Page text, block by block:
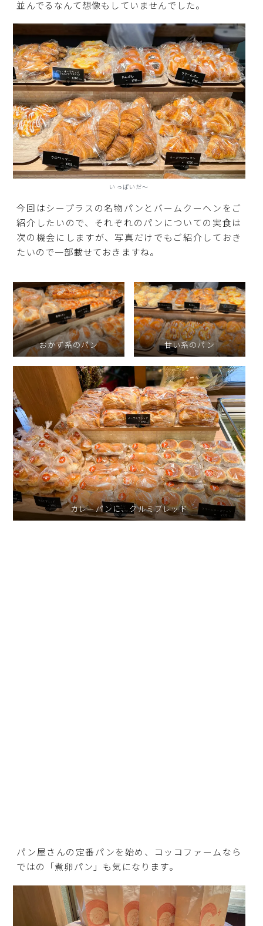
並んでるなんて想像もしていませんでした。
いっぱいだ～
今回はシープラスの名物パンとバームクーヘンをご
紹介したいので、それぞれのパンについての実食は
次の機会にしますが、写真だけでもご紹介しておき
たいので一部載せておきますね。
おかず系のパン 甘い系のパン
カレーパンに、クルミブレッド
パン屋さんの定番パンを始め、コッコファームなら
ではの「煮卵パン」も気になります。